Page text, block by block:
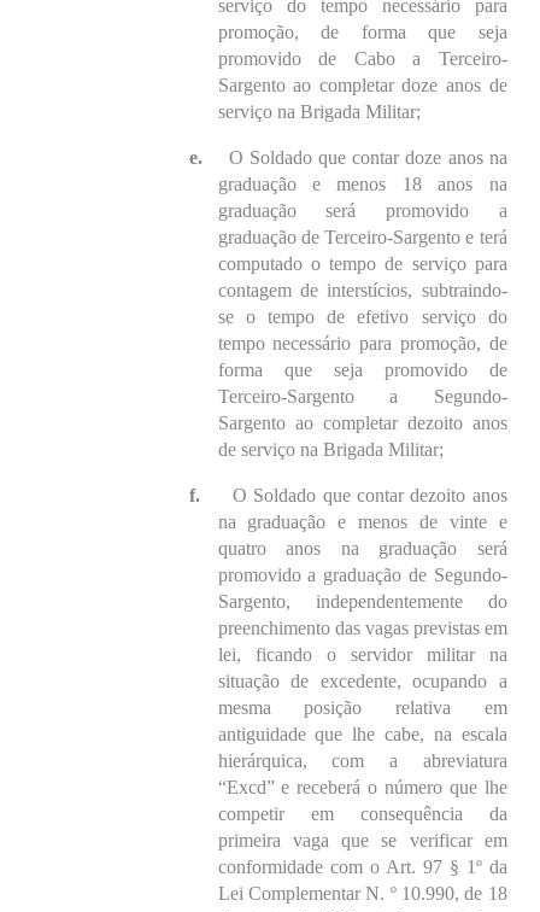
serviço do tempo necessário para
promoção, de forma que seja
promovido de Cabo a Terceiro-
Sargento ao completar doze anos de
serviço na Brigada Militar;
e.
O Soldado que contar doze anos na
graduação e menos 18 anos na
graduação será promovido a
graduação de Terceiro-Sargento e terá
computado o tempo de serviço para
contagem de interstícios, subtraindo-
se o tempo de efetivo serviço do
tempo necessário para promoção, de
forma que seja promovido de
Terceiro-Sargento a Segundo-
Sargento ao completar dezoito anos
de serviço na Brigada Militar;
f.
O Soldado que contar dezoito anos
na graduação e menos de vinte e
quatro anos na graduação será
promovido a graduação de Segundo-
Sargento, independentemente do
preenchimento das vagas previstas em
lei, ficando o servidor militar na
situação de excedente, ocupando a
mesma posição relativa em
antiguidade que lhe cabe, na escala
hierárquica, com a abreviatura
“Excd” e receberá o número que lhe
competir em consequência da
primeira vaga que se verificar em
conformidade com o Art. 97 § 1º da
Lei Complementar N. º 10.990, de 18